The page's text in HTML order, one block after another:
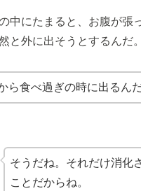
中にたまると、お腹が張
と外に出そうとするんだ。
ら食べ過ぎの時に出るんだ
そうだね。それだけ消化
ことだからね。